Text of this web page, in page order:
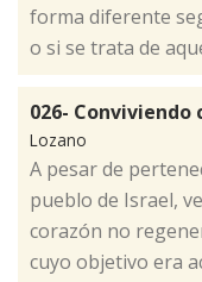
forma diferente
o si se trata de
026-
Lozano
​A pesar de
pueblo de Israel,
corazón no
cuyo objetivo era